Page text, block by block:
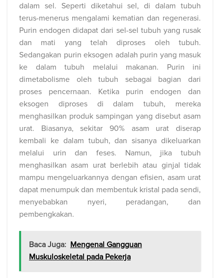
dalam sel. Seperti diketahui sel, di dalam tubuh
terus-menerus mengalami kematian dan regenerasi.
Purin endogen didapat dari sel-sel tubuh yang rusak
dan mati yang telah diproses oleh tubuh.
Sedangakan purin eksogen adalah purin yang masuk
ke dalam tubuh melalui makanan. Purin ini
dimetabolisme oleh tubuh sebagai bagian dari
proses pencernaan. Ketika purin endogen dan
eksogen diproses di dalam tubuh, mereka
menghasilkan produk sampingan yang disebut asam
urat. Biasanya, sekitar 90% asam urat diserap
kembali ke dalam tubuh, dan sisanya dikeluarkan
melalui urin dan feses. Namun, jika tubuh
menghasilkan asam urat berlebih atau ginjal tidak
mampu mengeluarkannya dengan efisien, asam urat
dapat menumpuk dan membentuk kristal pada sendi,
menyebabkan nyeri, peradangan, dan
pembengkakan.
Baca Juga: Mengenal Gangguan
Muskuloskeletal pada Pekerja